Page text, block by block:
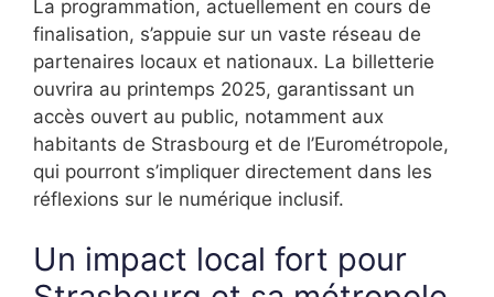
La programmation, actuellement en cours de
finalisation, s’appuie sur un vaste réseau de
partenaires locaux et nationaux. La billetterie
ouvrira au printemps 2025, garantissant un
accès ouvert au public, notamment aux
habitants de Strasbourg et de l’Eurométropole,
qui pourront s’impliquer directement dans les
réflexions sur le numérique inclusif.
Un impact local fort pour